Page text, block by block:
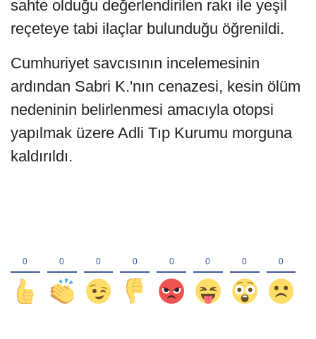
sahte olduğu değerlendirilen rakı ile yeşil
reçeteye tabi ilaçlar bulunduğu öğrenildi.
Cumhuriyet savcısının incelemesinin
ardından Sabri K.'nın cenazesi, kesin ölüm
nedeninin belirlenmesi amacıyla otopsi
yapılmak üzere Adli Tıp Kurumu morguna
kaldırıldı.